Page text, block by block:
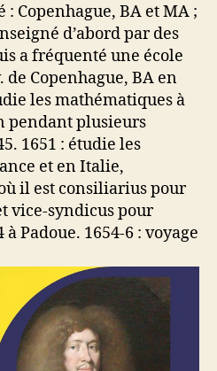
Copenhague, BA et MA ;
d’abord par des
a fréquenté une école
Copenhague, BA en
les mathématiques à
pendant plusieurs
1651 : étudie les
et en Italie,
il est consiliarius pour
vice-syndicus pour
Padoue. 1654-6 : voyage